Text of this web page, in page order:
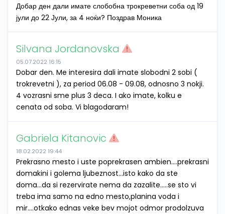
Добар ден дали имате слобобна трокреветни соба од 19
јули до 22 Јули, за 4 ноќи? Поздрав Моника
Silvana Jordanovska
05.07.2022 16:15
Dobar den. Me interesira dali imate slobodni 2 sobi (
trokrevetni ), za period 06.08 - 09.08, odnosno 3 nokji.
4 vozrasni sme plus 3 deca. I ako imate, kolku e
cenata od soba. Vi blagodaram!
Gabriela Kitanovic
18.02.2022 19:44
Prekrasno mesto i uste poprekrasen ambien....prekrasni
domakini i golema ljubeznost...isto kako da ste
doma...da si rezervirate nema da zazalite.....se sto vi
treba ima samo na edno mesto,planina voda i
mir....otkako ednas veke bev mojot odmor prodolzuva